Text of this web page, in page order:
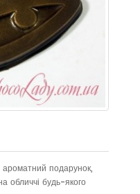
подарунок,
обличчі будь-якого